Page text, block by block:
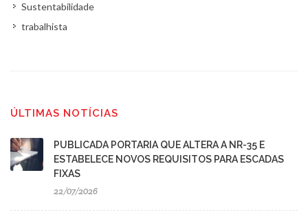
Sustentabilidade
trabalhista
ÚLTIMAS NOTÍCIAS
PUBLICADA PORTARIA QUE ALTERA A NR-35 E
ESTABELECE NOVOS REQUISITOS PARA ESCADAS
FIXAS
22/07/2026